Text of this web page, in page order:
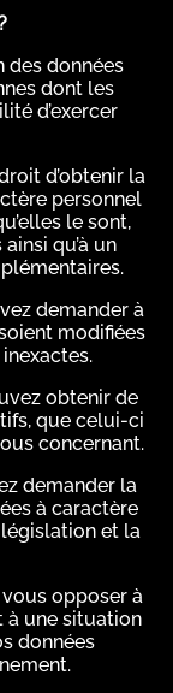
des données
dont les
d’exercer
d’obtenir la
personnel
le sont,
qu’à un
demander à
modifiées
obtenir de
que celui-ci
concernant.
demander la
à caractère
et la
opposer à
à une situation
données